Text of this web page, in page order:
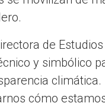
de
y simbólico
cómo